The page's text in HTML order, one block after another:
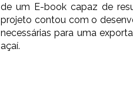
de um E-book capaz de
projeto contou com o
necessárias para uma
açaí.